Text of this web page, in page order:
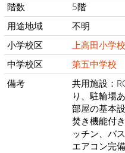
階数
5階
用途地域
不明
小学校区
上高田小学校
中学校区
第五中学校
備考
共用施設：
り、駐輪場
部屋の基本
焚き機能付
ッチン、バ
エアコン完備